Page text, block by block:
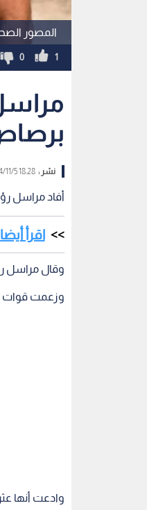
المصور
1
0
نشر :18:28 2024/11/5
أفاد مراسل
اقرأ
وقال مراسل
وزعمت قوات
وادعت أنها